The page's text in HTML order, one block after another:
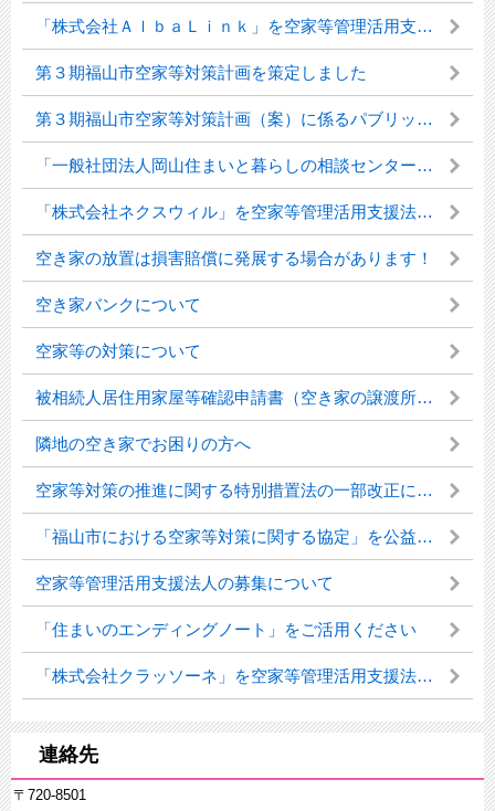
「株式会社ＡｌｂａＬｉｎｋ」を空家等管理活用支援法人に指定しました
第３期福山市空家等対策計画を策定しました
第３期福山市空家等対策計画（案）に係るパブリックコメントの実施結果について
「一般社団法人岡山住まいと暮らしの相談センター」を空家等管理活用支援法人に指定しました
「株式会社ネクスウィル」を空家等管理活用支援法人に指定しました
空き家の放置は損害賠償に発展する場合があります！
空き家バンクについて
空家等の対策について
被相続人居住用家屋等確認申請書（空き家の譲渡所得の特別控除）
隣地の空き家でお困りの方へ
空家等対策の推進に関する特別措置法の一部改正について
「福山市における空家等対策に関する協定」を公益社団法人広島県宅地建物取引業協会福山支部と締結
空家等管理活用支援法人の募集について
「住まいのエンディングノート」をご活用ください
「株式会社クラッソーネ」を空家等管理活用支援法人に指定しました
連絡先
〒720-8501